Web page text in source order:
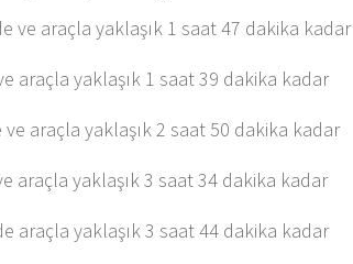
ve araçla yaklaşık 1 saat 47 dakika kadar
araçla yaklaşık 1 saat 39 dakika kadar
araçla yaklaşık 2 saat 50 dakika kadar
araçla yaklaşık 3 saat 34 dakika kadar
araçla yaklaşık 3 saat 44 dakika kadar